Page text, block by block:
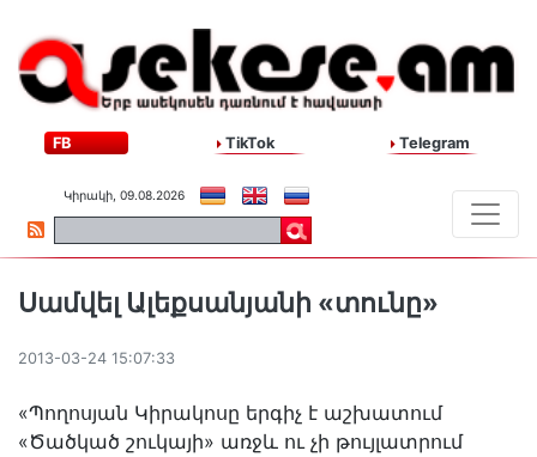
FB TikTok Telegram
Կիրակի, 09.08.2026
Սամվել Ալեքսանյանի «տունը»
2013-03-24 15:07:33
«Պողոսյան Կիրակոսը երգիչ է աշխատում
«Ծածկած շուկայի» առջև ու չի թույլատրում